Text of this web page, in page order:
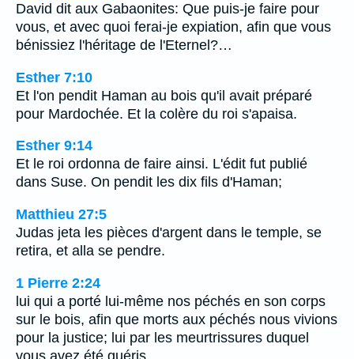
David dit aux Gabaonites: Que puis-je faire pour
vous, et avec quoi ferai-je expiation, afin que vous
bénissiez l'héritage de l'Eternel?…
Esther 7:10
Et l'on pendit Haman au bois qu'il avait préparé
pour Mardochée. Et la colère du roi s'apaisa.
Esther 9:14
Et le roi ordonna de faire ainsi. L'édit fut publié
dans Suse. On pendit les dix fils d'Haman;
Matthieu 27:5
Judas jeta les pièces d'argent dans le temple, se
retira, et alla se pendre.
1 Pierre 2:24
lui qui a porté lui-même nos péchés en son corps
sur le bois, afin que morts aux péchés nous vivions
pour la justice; lui par les meurtrissures duquel
vous avez été guéris.